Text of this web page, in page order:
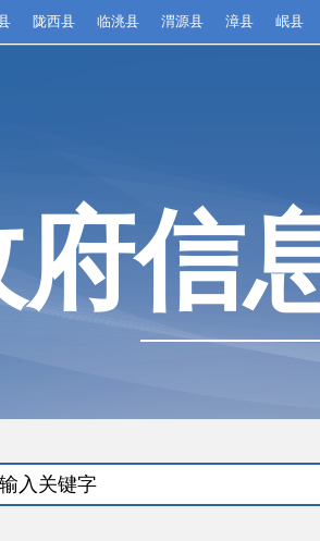
陇西县 临洮县 渭源县 漳县 岷县
府信